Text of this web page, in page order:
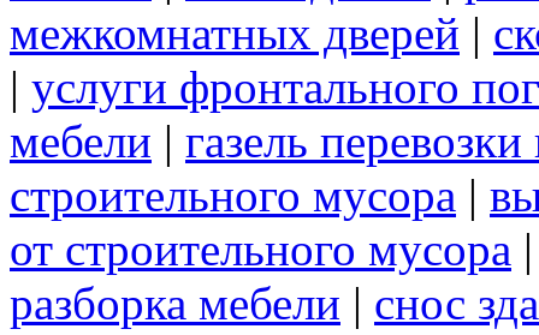
межкомнатных дверей |
| услуги фронтального
мебели | газель
строительного мусора |
от строительного мусора
разборка мебели | снос